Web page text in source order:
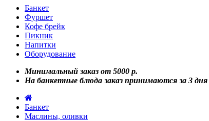
Банкет
Фуршет
Кофе брейк
Пикник
Напитки
Оборудование
Минимальный заказ от 5000 р.
На банкетные блюда заказ принимаются за 3 дня
Банкет
Маслины, оливки